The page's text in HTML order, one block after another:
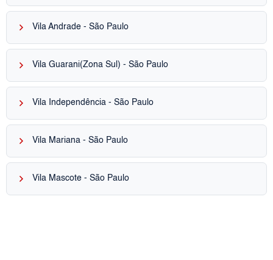
keyboard_arrow_right Vila Andrade - São Paulo
keyboard_arrow_right Vila Guarani(Zona Sul) - São Paulo
keyboard_arrow_right Vila Independência - São Paulo
keyboard_arrow_right Vila Mariana - São Paulo
keyboard_arrow_right Vila Mascote - São Paulo